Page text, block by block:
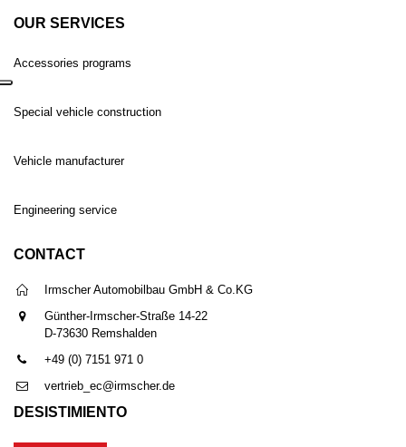
OUR SERVICES
Accessories programs
Special vehicle construction
Vehicle manufacturer
Engineering service
CONTACT
Irmscher Automobilbau GmbH & Co.KG
Günther-Irmscher-Straße 14-22
D-73630 Remshalden
+49 (0) 7151 971 0
vertrieb_ec@irmscher.de
DESISTIMIENTO